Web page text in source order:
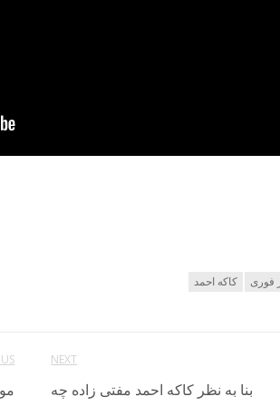
فوری کاکه احمد
NEXT
بنا به نظر کاکه احمد مفتی زاده چه